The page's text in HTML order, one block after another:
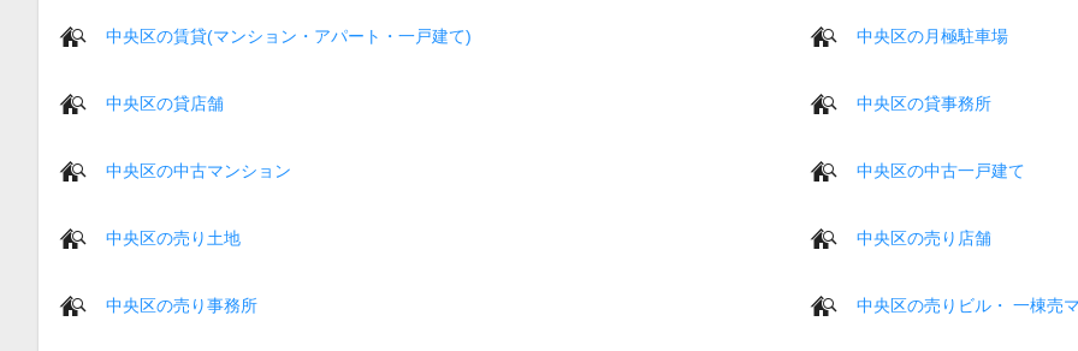
中央区の賃貸(マンション・アパート・一戸建て) 中央区の月極駐車場
中央区の貸店舗 中央区の貸事務所
中央区の中古マンション 中央区の中古一戸建て
中央区の売り土地 中央区の売り店舗
中央区の売り事務所 中央区の売りビル・ 一棟売